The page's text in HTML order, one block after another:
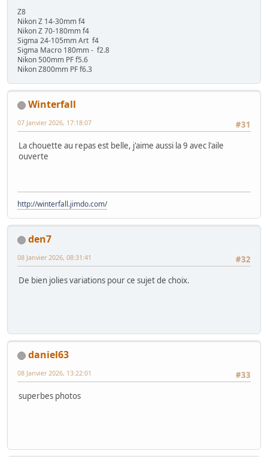
Z8
Nikon Z 14-30mm f4
Nikon Z 70-180mm f4
Sigma 24-105mm Art f4
Sigma Macro 180mm - f2.8
Nikon 500mm PF f5.6
Nikon Z800mm PF f6.3
Winterfall
#31
07 Janvier 2026, 17:18:07
La chouette au repas est belle, j'aime aussi la 9 avec l'aile
ouverte
http://winterfall.jimdo.com/
den7
#32
08 Janvier 2026, 08:31:41
De bien jolies variations pour ce sujet de choix.
daniel63
#33
08 Janvier 2026, 13:22:01
superbes photos